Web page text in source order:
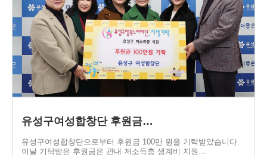
유성구여성합창단 후원금…
유성구여성합창단으로부터 후원금 100만 원을 기탁받았습니다.
이날 기탁받은 후원금은 관내 저소득층 생계비 지원…